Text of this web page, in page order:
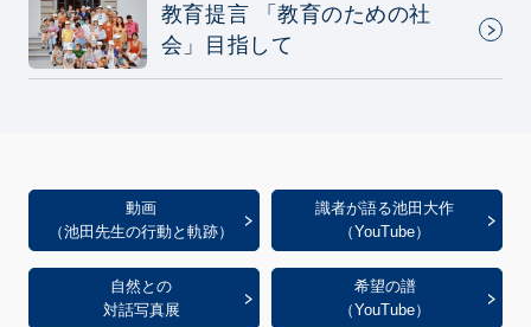
教育提言 「教育のための社
会」目指して
動画
（池田先生の行動と軌跡）
識者が語る池田大作
（YouTube）
自然との
対話写真展
希望の譜
（YouTube）